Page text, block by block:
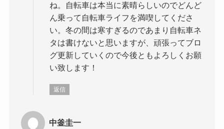
ね。自転車は本当に素晴らしいのでどんど
ん乗って自転車ライフを満喫してくださ
い。冬の間は寒すぎるのであまり自転車ネ
タは書けないと思いますが、頑張ってブロ
グ更新していくので今後ともよろしくお願
い致します！
返信
中釜圭一